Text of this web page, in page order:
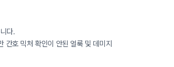
다.
간호 믹처 확인이 안된 얼룩 및 데미지